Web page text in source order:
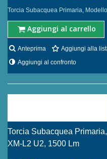
Torcia Subacquea Primaria,
Aggiungi al carrello
Anteprima Aggiungi alla
Aggiungi al confronto
Torcia Subacquea
XM-L2 U2, 1500 Lm